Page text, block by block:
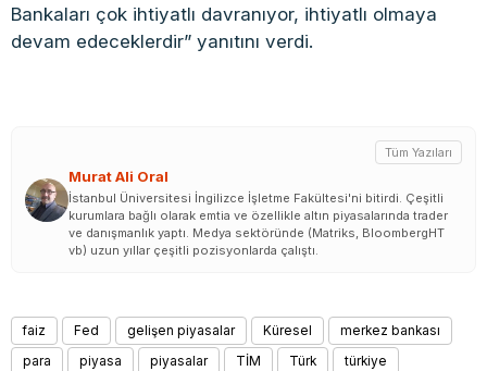
Bankaları çok ihtiyatlı davranıyor, ihtiyatlı olmaya
devam edeceklerdir” yanıtını verdi.
Murat Ali Oral
Tüm Yazıları
İstanbul Üniversitesi İngilizce İşletme Fakültesi'ni bitirdi. Çeşitli
kurumlara bağlı olarak emtia ve özellikle altın piyasalarında trader
ve danışmanlık yaptı. Medya sektöründe (Matriks, BloombergHT
vb) uzun yıllar çeşitli pozisyonlarda çalıştı.
faiz Fed gelişen piyasalar Küresel
merkez bankası
para
piyasa piyasalar TİM Türk türkiye